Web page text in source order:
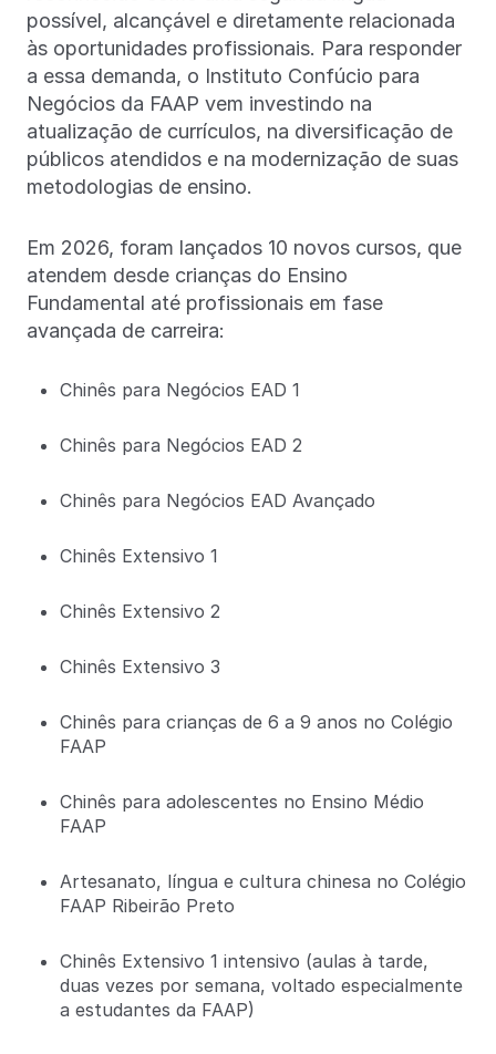
possível, alcançável e diretamente relacionada
às oportunidades profissionais. Para responder
a essa demanda, o Instituto Confúcio para
Negócios da FAAP vem investindo na
atualização de currículos, na diversificação de
públicos atendidos e na modernização de suas
metodologias de ensino.
Em 2026, foram lançados 10 novos cursos, que
atendem desde crianças do Ensino
Fundamental até profissionais em fase
avançada de carreira:
Chinês para Negócios EAD 1
Chinês para Negócios EAD 2
Chinês para Negócios EAD Avançado
Chinês Extensivo 1
Chinês Extensivo 2
Chinês Extensivo 3
Chinês para crianças de 6 a 9 anos no Colégio
FAAP
Chinês para adolescentes no Ensino Médio
FAAP
Artesanato, língua e cultura chinesa no Colégio
FAAP Ribeirão Preto
Chinês Extensivo 1 intensivo (aulas à tarde,
duas vezes por semana, voltado especialmente
a estudantes da FAAP)